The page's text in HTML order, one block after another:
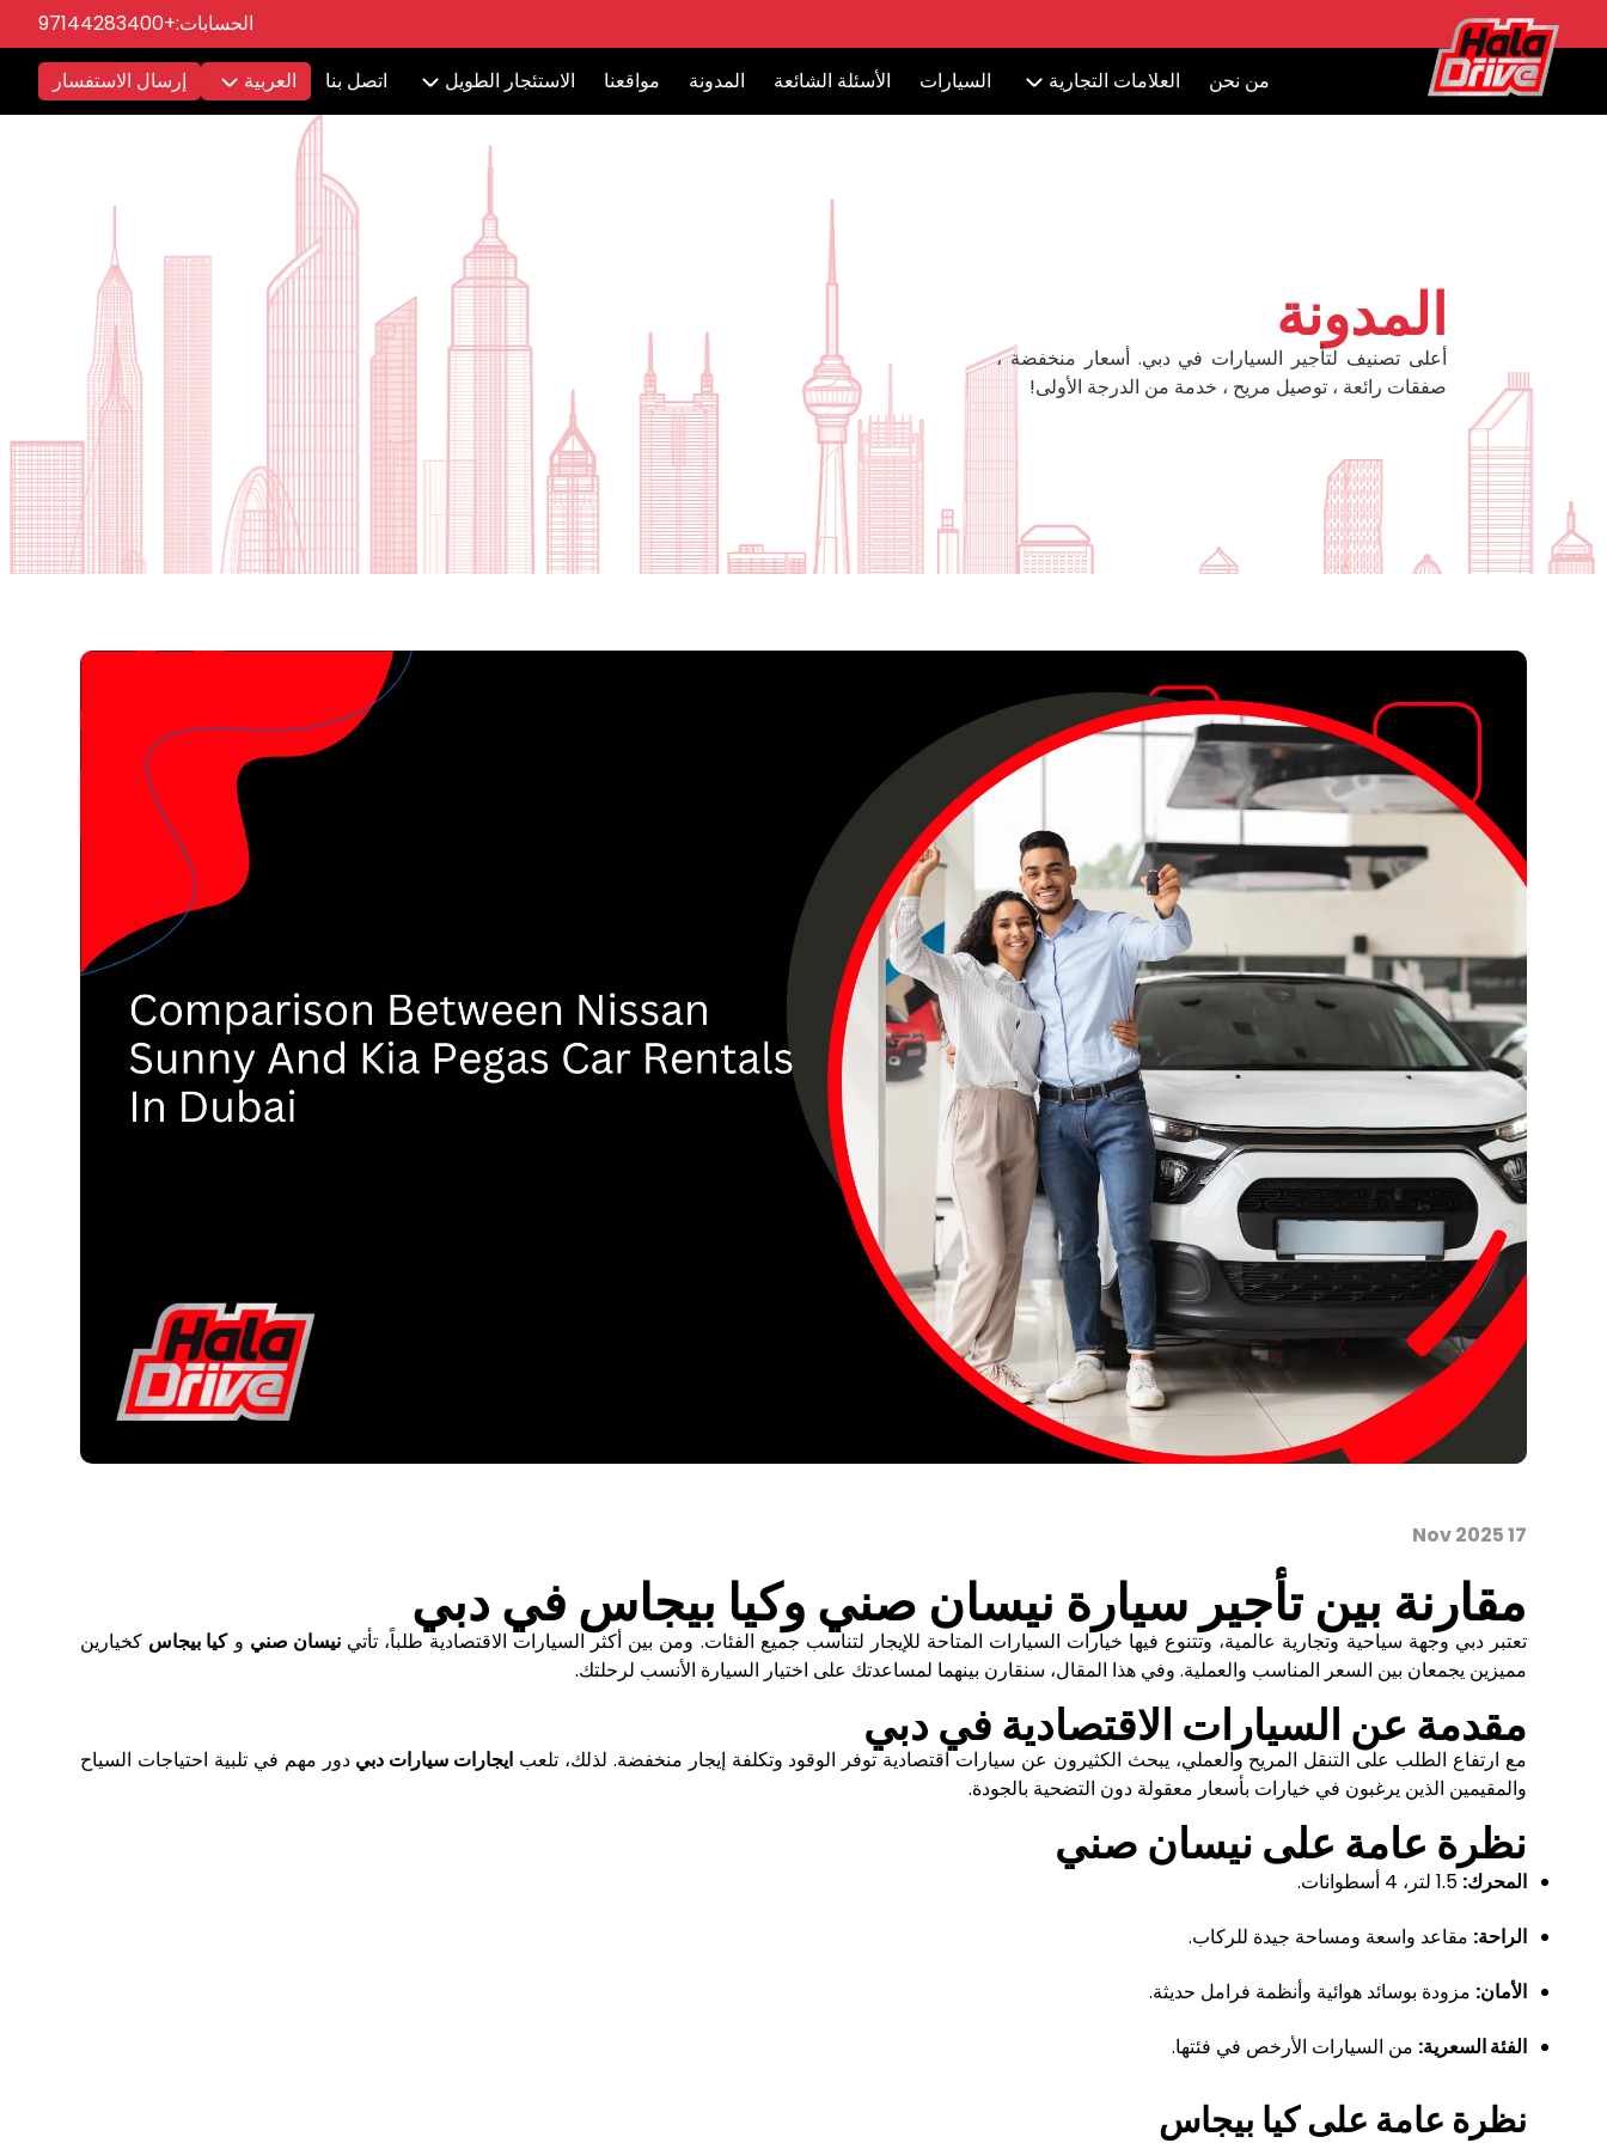
الحسابات:+97144283400
من نحن العلامات التجارية السيارات الأسئلة الشائعة المدونة مواقعنا الاستئجار الطويل اتصل بنا العربية إرسال الاستفسار
المدونة
أعلى تصنيف لتأجير السيارات في دبي. أسعار منخفضة ،
صفقات رائعة ، توصيل مريح ، خدمة من الدرجة الأولى!
17 Nov 2025
مقارنة بين تأجير سيارة نيسان صني وكيا بيجاس في دبي
تعتبر دبي وجهة سياحية وتجارية عالمية، وتتنوع فيها خيارات السيارات المتاحة للإيجار لتناسب جميع الفئات. ومن بين أكثر السيارات الاقتصادية طلباً، تأتينيسان صني وكيا بيجاس كخيارين
مميزين يجمعان بين السعر المناسب والعملية. وفي هذا المقال، سنقارن بينهما لمساعدتك على اختيار السيارة الأنسب لرحلتك.
مقدمة عن السيارات الاقتصادية في دبي
مع ارتفاع الطلب على التنقل المريح والعملي، يبحث الكثيرون عن سيارات اقتصادية توفر الوقود وتكلفة إيجار منخفضة. لذلك، تلعب ايجارات سيارات دبي دور مهم في تلبية احتياجات السياح
والمقيمين الذين يرغبون في خيارات بأسعار معقولة دون التضحية بالجودة.
نظرة عامة على نيسان صني
المحرك: 1.5 لتر، 4 أسطوانات.
الراحة: مقاعد واسعة ومساحة جيدة للركاب.
الأمان: مزودة بوسائد هوائية وأنظمة فرامل حديثة.
الفئة السعرية: من السيارات الأرخص في فئتها.
نظرة عامة على كيا بيجاس